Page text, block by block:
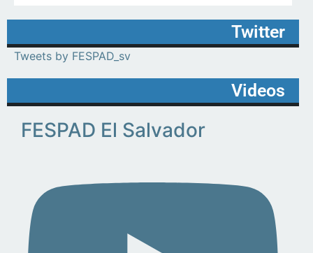
Twitter
Tweets by FESPAD_sv
Videos
FESPAD El Salvador